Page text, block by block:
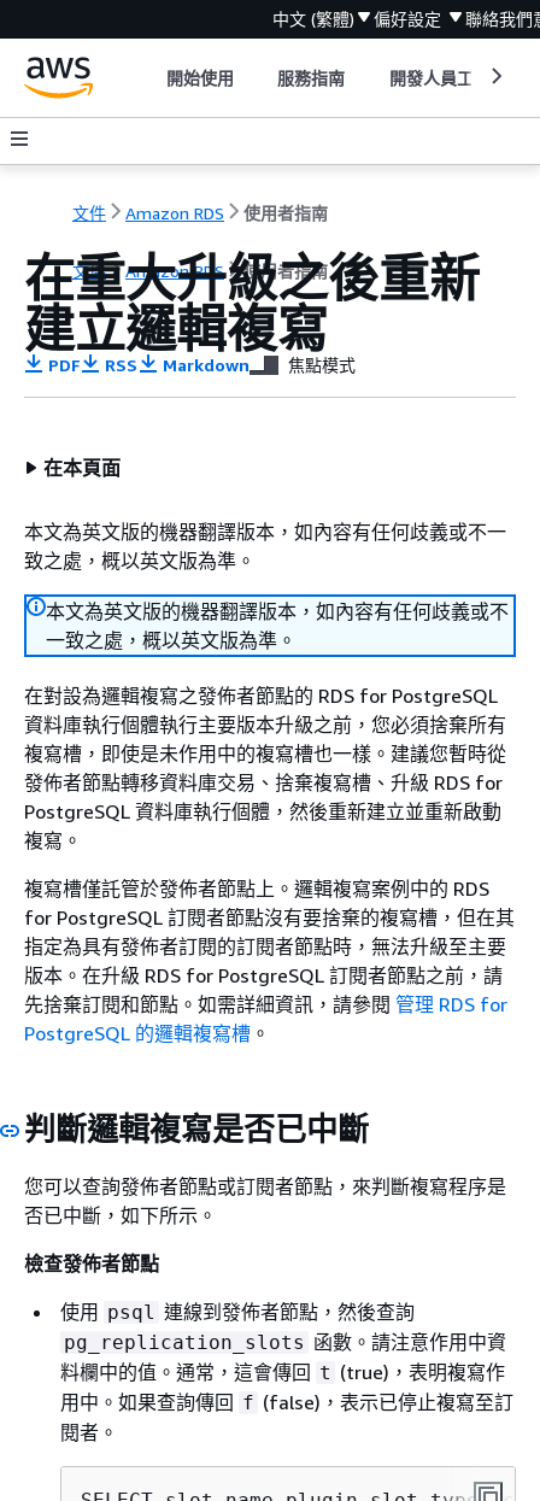
中文 (繁體) 偏好設定 聯絡我們
開始使用 服務指南 開發人員工具
文件 Amazon RDS 使用者指南
文件 Amazon RDS 使用者指南
在重大升級之後重新
建立邏輯複寫
PDF RSS Markdown 焦點模式
在本頁面
本文為英文版的機器翻譯版本，如內容有任何歧義或不一
致之處，概以英文版為準。
本文為英文版的機器翻譯版本，如內容有任何歧義或不
一致之處，概以英文版為準。
在對設為邏輯複寫之發佈者節點的 RDS for PostgreSQL
資料庫執行個體執行主要版本升級之前，您必須捨棄所有
複寫槽，即使是未作用中的複寫槽也一樣。建議您暫時從
發佈者節點轉移資料庫交易、捨棄複寫槽、 升級 RDS for
PostgreSQL 資料庫執行個體， 然後重新建立並重新啟動
複寫。
複寫槽僅託管於發佈者節點上。 邏輯複寫案例中的 RDS
for PostgreSQL 訂閱者節點沒有要捨棄的複寫槽，但在其
指定為具有發佈者訂閱的訂閱者節點時，無法升級至主要
版本。在升級 RDS for PostgreSQL 訂閱者節點之前，請
先捨棄訂閱和節點。如需詳細資訊，請參閱 管理 RDS for
PostgreSQL 的邏輯複寫槽 。
判斷邏輯複寫是否已中斷
您可以查詢發佈者節點或訂閱者節點，來判斷複寫程序是
否已中斷，如下所示。
檢查發佈者節點
使用 psql 連線到發佈者節點，然後查詢
pg_replication_slots 函數。請注意作用中資
料欄中的值。通常，這會傳回 t (true)，表明複寫作
用中。如果查詢傳回 f (false)，表示已停止複寫至訂
閱者。